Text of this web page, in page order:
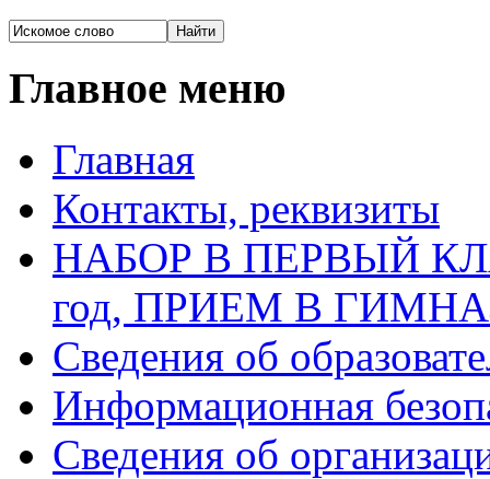
Главное меню
Главная
Контакты, реквизиты
НАБОР В ПЕРВЫЙ
год, ПРИЕМ В
Сведения об
Информационная
Сведения об